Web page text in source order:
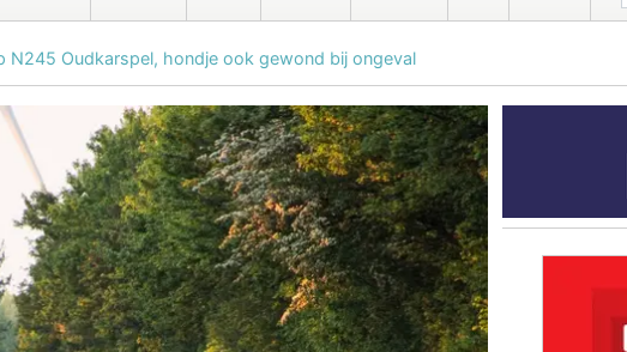
N245 Oudkarspel, hondje ook gewond bij ongeval